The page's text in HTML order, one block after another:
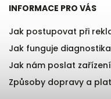
INFORMACE PRO VÁS
Jak postupovat při
Jak funguje diagnostika
Jak nám poslat
Způsoby dopravy a